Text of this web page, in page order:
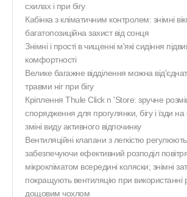
схилах і при бігу
Кабінка з кліматичним контролем: знімні
багатопозиційна захист від сонця
Знімні і прості в чищенні м'які сидіння
комфортності
Велике багажне відділення можна
травми ніг при бігу
Кріплення Thule Click n 'Store: зручне
спорядження для прогулянки, бігу і їзди
зміні виду активного відпочинку
Вентиляційні клапани з легкістю
забезпечуючи ефективний розподіл
мікрокліматом всередині коляски; знімні
покращують вентиляцію при використанні
дощовим чохлом